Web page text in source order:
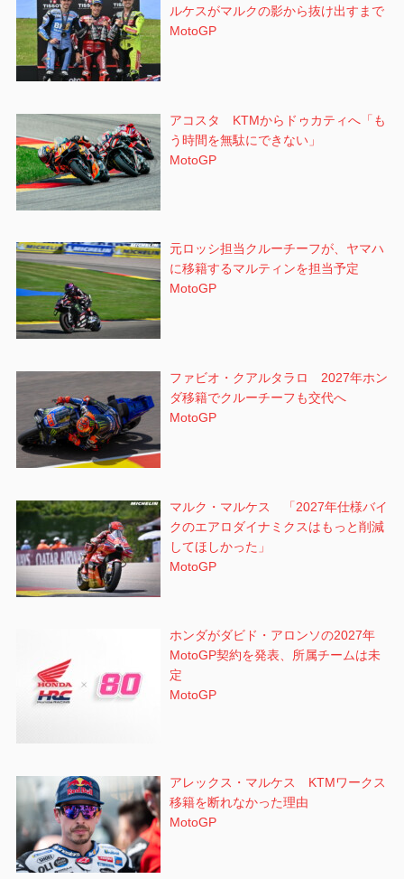
ルケスがマルクの影から抜け出すまで
MotoGP
アコスタ KTMからドゥカティへ「も
う時間を無駄にできない」
MotoGP
元ロッシ担当クルーチーフが、ヤマハ
に移籍するマルティンを担当予定
MotoGP
ファビオ・クアルタラロ 2027年ホン
ダ移籍でクルーチーフも交代へ
MotoGP
マルク・マルケス 「2027年仕様バイ
クのエアロダイナミクスはもっと削減
してほしかった」
MotoGP
ホンダがダビド・アロンソの2027年
MotoGP契約を発表、所属チームは未
定
MotoGP
アレックス・マルケス KTMワークス
移籍を断れなかった理由
MotoGP